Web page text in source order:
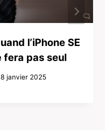
l’iPhone SE
fera pas seul
8 janvier 2025